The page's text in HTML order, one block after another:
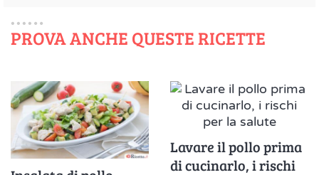
PROVA ANCHE QUESTE RICETTE
Lavare il pollo prima
di cucinarlo, i rischi